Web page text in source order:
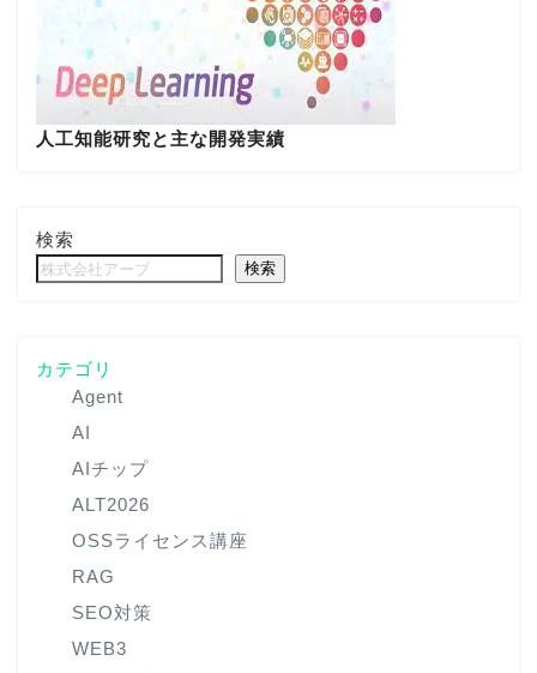
人工知能研究と主な開発実績
検索
検索
カテゴリ
Agent
AI
AIチップ
ALT2026
OSSライセンス講座
RAG
SEO対策
WEB3